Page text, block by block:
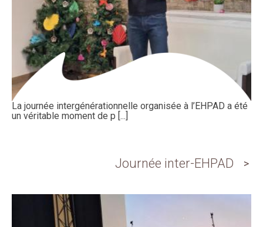
La journée intergénérationnelle organisée à l’EHPAD a été
un véritable moment de p [...]
Journée inter-EHPAD